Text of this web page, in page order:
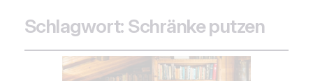
Schlagwort: Schränke putzen